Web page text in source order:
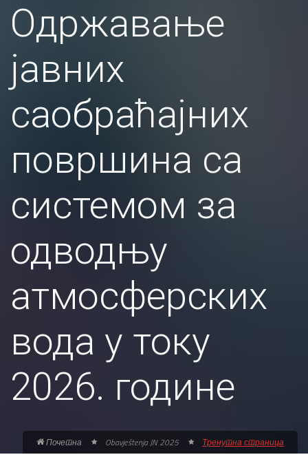
Одржавање
јавних
саобраћајних
површина са
системом за
одводњу
атмосферских
вода у току
2026. године
Почетна Obavještenja JN 2025 Тренутна страница